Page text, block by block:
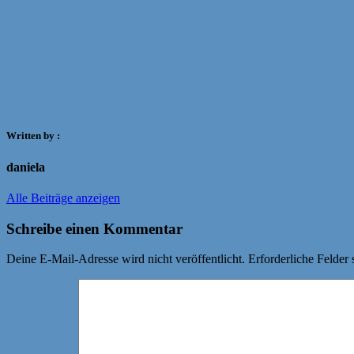
Written by :
daniela
Alle Beiträge anzeigen
Schreibe einen Kommentar
Deine E-Mail-Adresse wird nicht veröffentlicht. Erforderliche Felder